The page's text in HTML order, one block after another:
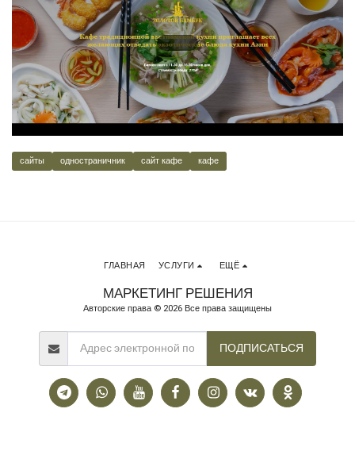
сайты одностраничник сайт кафе кафе
МАРКЕТИНГ РЕШЕНИЯ
Авторские права © 2026 Все права защищены
ГЛАВНАЯ УСЛУГИ ЕЩЁ
ПОДПИСАТЬСЯ